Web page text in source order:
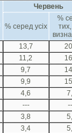
Червень
% серед усіх
%
13,7
11,2
9,7
9,9
4,6
---
3,8
3,4